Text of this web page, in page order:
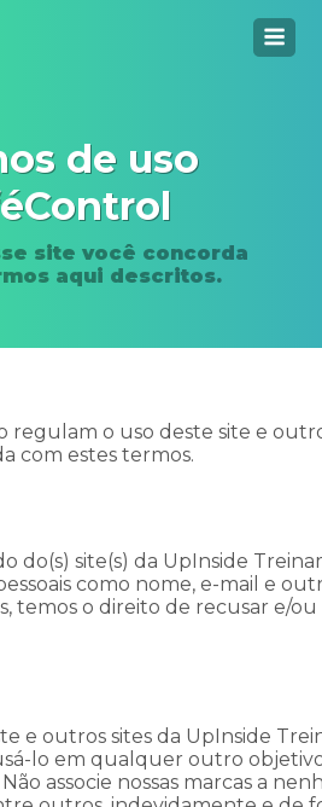
de uso
site você concorda
aqui descritos.
regulam o uso deste site e
com estes termos.
do(s) site(s) da UpInside
como nome, e-mail e
temos o direito de recusar e/
e outros sites da UpInside
lo em qualquer outro
associe nossas marcas a